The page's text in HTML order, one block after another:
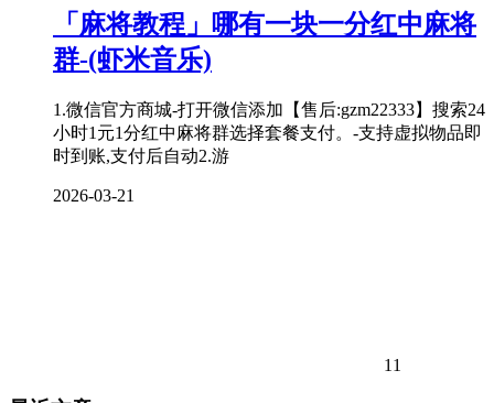
「麻将教程」哪有一块一分红中麻将
群-(虾米音乐)
1.微信官方商城-打开微信添加【售后:gzm22333】搜索24
小时1元1分红中麻将群选择套餐支付。-支持虚拟物品即
时到账,支付后自动2.游
2026-03-21
11